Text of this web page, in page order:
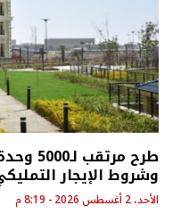
طرح
وشروط الإيجار
الأحد، 2 أغسطس 2026 - 8:19 م